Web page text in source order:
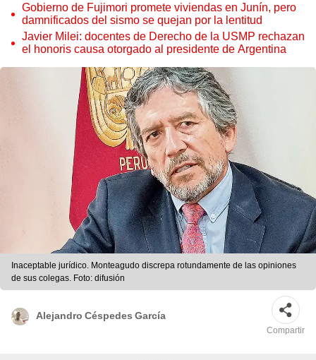
Gobierno de Fujimori promete viviendas en Junín, pero
damnificados del sismo se quejan por la lentitud
Javier Milei: docentes de Derecho de la USMP rechazan
el honoris causa otorgado al presidente de Argentina
Inaceptable jurídico. Monteagudo discrepa rotundamente de las opiniones
de sus colegas. Foto: difusión
Alejandro Céspedes García
Compartir